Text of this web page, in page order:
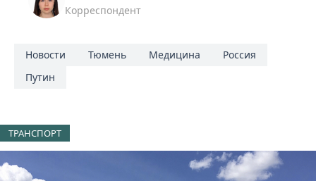
Корреспондент
Новости Тюмень Медицина
Россия
Путин
ТРАНСПОРТ